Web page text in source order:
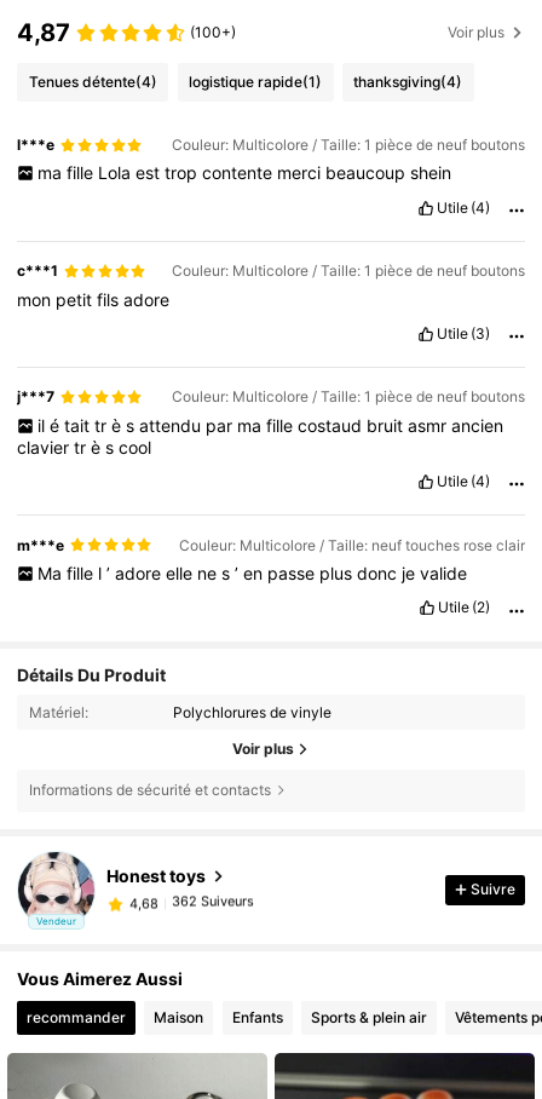
4,87 (100+) Voir plus
Tenues détente(4) logistique rapide(1) thanksgiving(4)
l***e Couleur: Multicolore / Taille: 1 pièce de neuf boutons
ma fille Lola est trop contente merci beaucoup shein
Utile (4)
c***1 Couleur: Multicolore / Taille: 1 pièce de neuf boutons
mon petitfilsadore
Utile (3)
j***7 Couleur: Multicolore / Taille: 1 pièce de neuf boutons
il é tait tr è s attendu par ma fille costaud bruit asmr ancien
claviertrèscool
Utile (4)
m***e Couleur: Multicolore / Taille: neuf touches rose clair
Ma fille l ’ adore elle ne s ’ en passe plus donc je valide
Utile (2)
Détails Du Produit
Matériel: Polychlorures de vinyle
Voir plus
Informations de sécurité et contacts
Vendeur
Honest toys
362 Suiveurs
r***4est en train de naviguer
4,68
Suivre
Vous Aimerez Aussi
recommander Maison Enfants Sports & plein air Vêtements